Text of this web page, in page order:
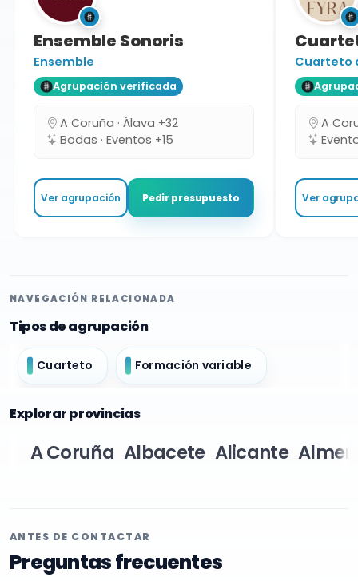
Ensemble Sonoris
Ensemble
Agrupación verificada
A Coruña · Álava +32
Bodas · Eventos +15
Ver agrupación Pedir presupuesto
Cuarteto
A
Ver
NAVEGACIÓN RELACIONADA
Tipos de agrupación
Cuarteto Formación variable
Explorar provincias
A Coruña Albacete Alicante
ANTES DE CONTACTAR
Preguntas frecuentes